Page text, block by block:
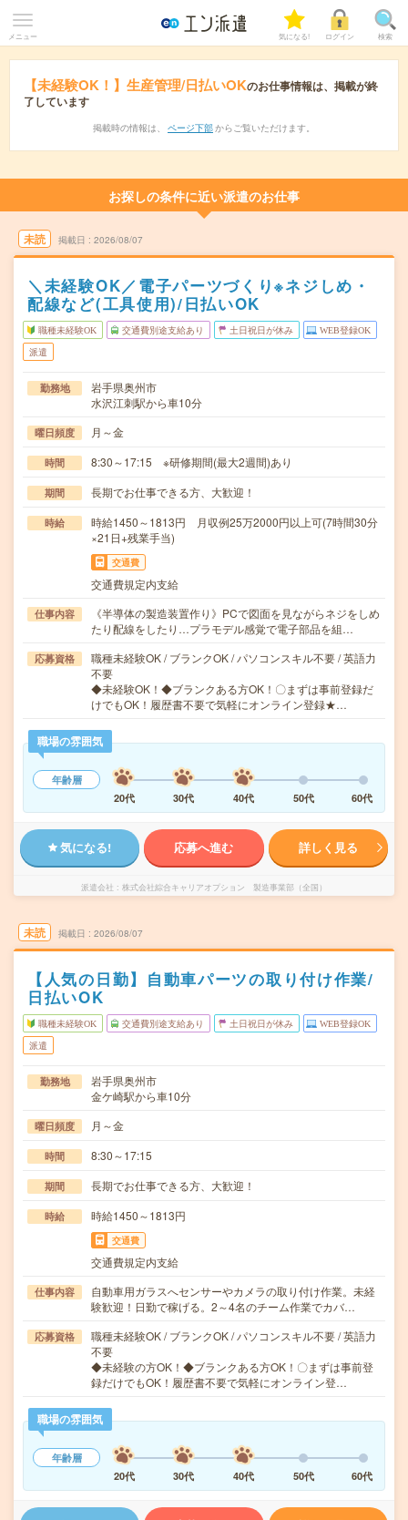
メニュー 気になる! ログイン 検索
【未経験OK！】生産管理/日払いOKのお仕事情報は、掲載が終
了しています
掲載時の情報は、 ページ下部 からご覧いただけます。
お探しの条件に近い派遣のお仕事
未読 掲載日 2026/08/07
＼未経験OK／電子パーツづくり※ネジしめ・
配線など(工具使用)/日払いOK
職種未経験OK 交通費別途支給あり 土日祝日が休み WEB登録OK
派遣
勤務地
岩手県奥州市
水沢江刺駅から車10分
曜日頻度 月～金
時間 8:30～17:15 ※研修期間(最大2週間)あり
期間 長期でお仕事できる方、大歓迎！
時給
時給1450～1813円 月収例25万2000円以上可(7時間30分
×21日+残業手当)
交通費
交通費規定内支給
仕事内容
《半導体の製造装置作り》PCで図面を見ながらネジをしめ
たり配線をしたり…プラモデル感覚で電子部品を組…
応募資格
職種未経験OK / ブランクOK / パソコンスキル不要 / 英語力
不要
◆未経験OK！◆ブランクある方OK！〇まずは事前登録だ
けでもOK！履歴書不要で気軽にオンライン登録★…
職場の雰囲気
年齢層
20代
30代 40代 50代 60代
気になる! 応募へ進む 詳しく見る
派遣会社 株式会社綜合キャリアオプション 製造事業部（全国）
未読 掲載日 2026/08/07
【人気の日勤】自動車パーツの取り付け作業/
日払いOK
職種未経験OK 交通費別途支給あり 土日祝日が休み WEB登録OK
派遣
勤務地
岩手県奥州市
金ケ崎駅から車10分
曜日頻度 月～金
時間 8:30～17:15
期間 長期でお仕事できる方、大歓迎！
時給 時給1450～1813円
交通費
交通費規定内支給
仕事内容
自動車用ガラスへセンサーやカメラの取り付け作業。未経
験歓迎！日勤で稼げる。2～4名のチーム作業でカバ…
応募資格
職種未経験OK / ブランクOK / パソコンスキル不要 / 英語力
不要
◆未経験の方OK！◆ブランクある方OK！〇まずは事前登
録だけでもOK！履歴書不要で気軽にオンライン登…
職場の雰囲気
年齢層
20代
30代 40代 50代 60代